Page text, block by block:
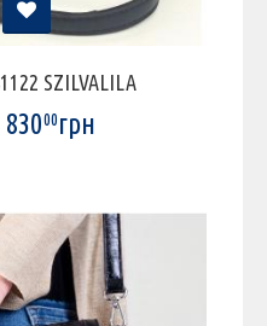
SZILVALILA
83000грн